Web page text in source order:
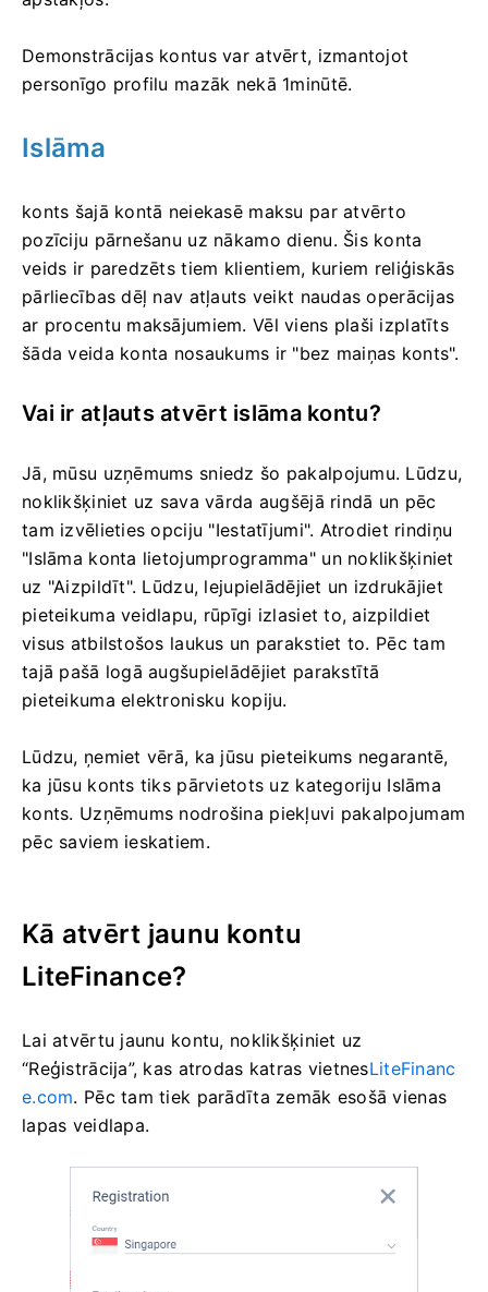
Demonstrācijas kontus var atvērt, izmantojot
personīgo profilu mazāk nekā 1minūtē.
Islāma
konts šajā kontā neiekasē maksu par atvērto
pozīciju pārnešanu uz nākamo dienu. Šis konta
veids ir paredzēts tiem klientiem, kuriem reliģiskās
pārliecības dēļ nav atļauts veikt naudas operācijas
ar procentu maksājumiem. Vēl viens plaši izplatīts
šāda veida konta nosaukums ir "bez maiņas konts".
Vai ir atļauts atvērt islāma kontu?
Jā, mūsu uzņēmums sniedz šo pakalpojumu. Lūdzu,
noklikšķiniet uz sava vārda augšējā rindā un pēc
tam izvēlieties opciju "Iestatījumi". Atrodiet rindiņu
"Islāma konta lietojumprogramma" un noklikšķiniet
uz "Aizpildīt". Lūdzu, lejupielādējiet un izdrukājiet
pieteikuma veidlapu, rūpīgi izlasiet to, aizpildiet
visus atbilstošos laukus un parakstiet to. Pēc tam
tajā pašā logā augšupielādējiet parakstītā
pieteikuma elektronisku kopiju.
Lūdzu, ņemiet vērā, ka jūsu pieteikums negarantē,
ka jūsu konts tiks pārvietots uz kategoriju Islāma
konts. Uzņēmums nodrošina piekļuvi pakalpojumam
pēc saviem ieskatiem.
Kā atvērt jaunu kontu
LiteFinance?
Lai atvērtu jaunu kontu, noklikšķiniet uz
“Reģistrācija”, kas atrodas katras vietnesLiteFinanc
e.com. Pēc tam tiek parādīta zemāk esošā vienas
lapas veidlapa.